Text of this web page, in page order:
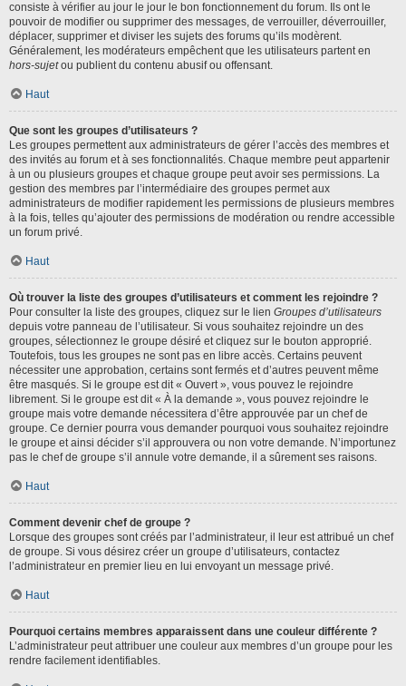
consiste à vérifier au jour le jour le bon fonctionnement du forum. Ils ont le
pouvoir de modifier ou supprimer des messages, de verrouiller, déverrouiller,
déplacer, supprimer et diviser les sujets des forums qu’ils modèrent.
Généralement, les modérateurs empêchent que les utilisateurs partent en
hors-sujetou publient du contenu abusif ou offensant.
Haut
Que sont les groupes d’utilisateurs ?
Les groupes permettent aux administrateurs de gérer l’accès des membres et
des invités au forum et à ses fonctionnalités. Chaque membre peut appartenir
à un ou plusieurs groupes et chaque groupe peut avoir ses permissions. La
gestion des membres par l’intermédiaire des groupes permet aux
administrateurs de modifier rapidement les permissions de plusieurs membres
à la fois, telles qu’ajouter des permissions de modération ou rendre accessible
un forum privé.
Haut
Où trouver la liste des groupes d’utilisateurs et comment les rejoindre ?
Pour consulter la liste des groupes, cliquez sur le lien Groupes d’utilisateurs
depuis votre panneau de l’utilisateur. Si vous souhaitez rejoindre un des
groupes, sélectionnez le groupe désiré et cliquez sur le bouton approprié.
Toutefois, tous les groupes ne sont pas en libre accès. Certains peuvent
nécessiter une approbation, certains sont fermés et d’autres peuvent même
être masqués. Si le groupe est dit « Ouvert », vous pouvez le rejoindre
librement. Si le groupe est dit « À la demande », vous pouvez rejoindre le
groupe mais votre demande nécessitera d’être approuvée par un chef de
groupe. Ce dernier pourra vous demander pourquoi vous souhaitez rejoindre
le groupe et ainsi décider s’il approuvera ou non votre demande. N’importunez
pas le chef de groupe s’il annule votre demande, il a sûrement ses raisons.
Haut
Comment devenir chef de groupe ?
Lorsque des groupes sont créés par l’administrateur, il leur est attribué un chef
de groupe. Si vous désirez créer un groupe d’utilisateurs, contactez
l’administrateur en premier lieu en lui envoyant un message privé.
Haut
Pourquoi certains membres apparaissent dans une couleur différente ?
L’administrateur peut attribuer une couleur aux membres d’un groupe pour les
rendre facilement identifiables.